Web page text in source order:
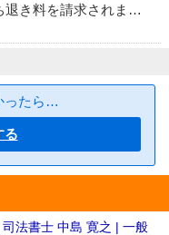
退き料を請求されま…
ったら…
る
法書士 中島 寛之 | 一般